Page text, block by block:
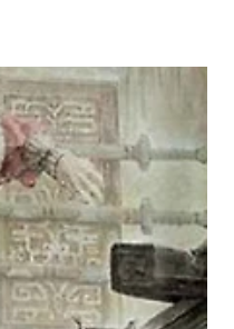
라를 세워 진나라 수도 장안에
직은 왕이던 시기입니다. 아무
라고 놀리다니 ... 오나라 일대는
삼국지 오나라 태자태부 하소賀
문밖에 나가려고 하지도 않았다.
관..